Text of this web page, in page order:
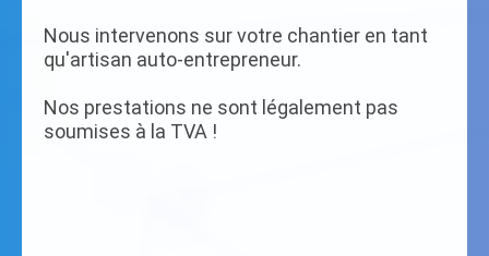
Nous intervenons sur votre chantier en tant
qu'artisan auto-entrepreneur.
Nos prestations ne sont légalement pas
soumises à la TVA !